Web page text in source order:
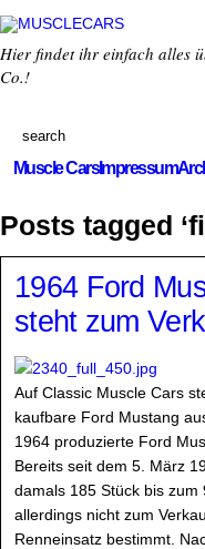
Hier findet ihr einfach alles
Co.!
Muscle CarsImpressum
Posts tagged
1964 Ford
steht zum
Auf Classic Muscle Cars
kaufbare Ford Mustang
1964 produzierte Ford
Bereits seit dem 5. März
damals 185 Stück bis
allerdings nicht zum
Renneinsatz bestimmt.